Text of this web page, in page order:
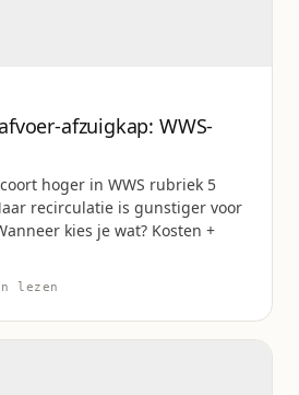
afzuigkap: WWS-
hoger in WWS rubriek 5
recirculatie is gunstiger voor
kies je wat? Kosten +
lezen